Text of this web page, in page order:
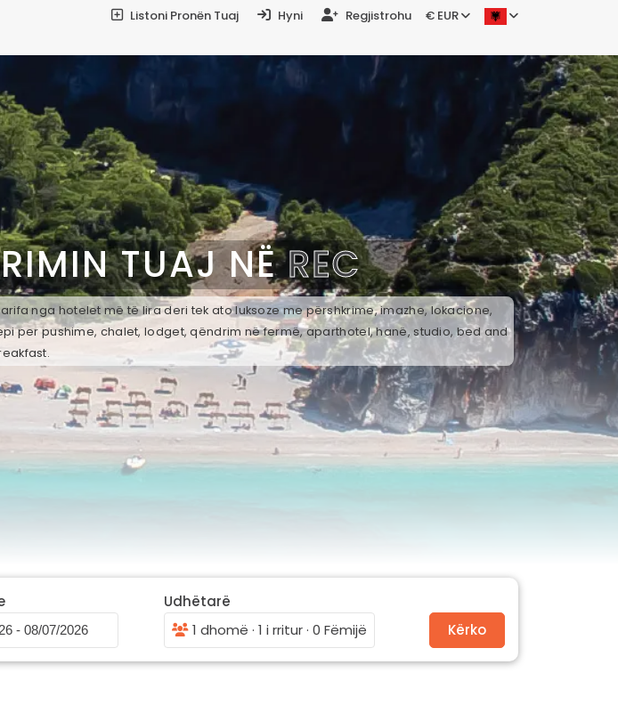
Listoni Pronën Tuaj Hyni Regjistrohu € EUR
TUAJ NËREC
nga hotelet më të lira deri tek ato luksoze me përshkrime, imazhe, lokacione,
per pushime, chalet, lodget, qëndrim në fermë, aparthotel, hanë, studio, bed and
Udhëtarë
1 dhomë · 1 i rritur · 0 Fëmijë
Kërko